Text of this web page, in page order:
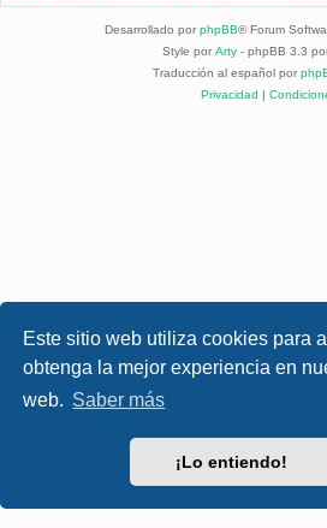
Este sitio web utiliza cookies para
obtenga la mejor experiencia en
web. Saber más
¡Lo entiendo!
Desarrollado por phpBB® Forum
Style por Arty - phpBB 3.3
Traducción al español por
Privacidad |